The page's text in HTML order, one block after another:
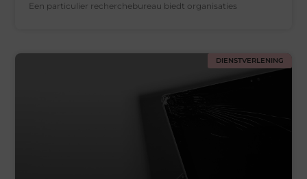
Een particulier recherchebureau biedt organisaties
DIENSTVERLENING